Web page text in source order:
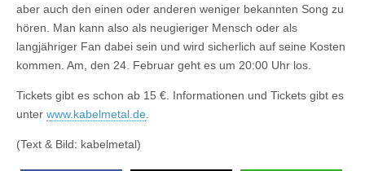
aber auch den einen oder anderen weniger bekannten Song zu
hören. Man kann also als neugieriger Mensch oder als
langjähriger Fan dabei sein und wird sicherlich auf seine Kosten
kommen. Am, den 24. Februar geht es um 20:00 Uhr los.
Tickets gibt es schon ab 15 €. Informationen und Tickets gibt es
unter www.kabelmetal.de
(Text & Bild: kabelmetal)